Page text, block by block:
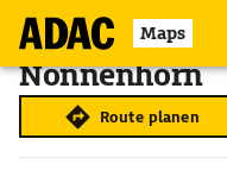
Maps
Nonnenhorn
Route planen